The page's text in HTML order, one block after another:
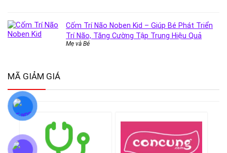
Cốm Trí Não Noben Kid – Giúp Bé Phát Triển
Trí Não, Tăng Cường Tập Trung Hiệu Quả
Mẹ và Bé
MÃ GIẢM GIÁ